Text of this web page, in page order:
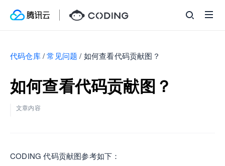
代码仓库/常见问题 / 如何查看代码贡献图？
如何查看代码贡献图？
文章内容
CODING 代码贡献图参考如下：